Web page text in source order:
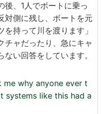
後、1人でボートに乗っ
対側に残し、ボートを元
持って川を渡ります」
チャだったり、急にキャ
い回答をしています。
me why anyone ever t
systems like this had a